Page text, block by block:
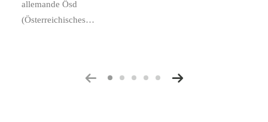
allemande Ösd
(Österreichisches…